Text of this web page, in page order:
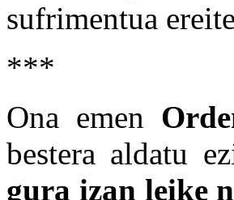
sufrimentua
***
Ona emen
bestera aldatu
gura izan leike